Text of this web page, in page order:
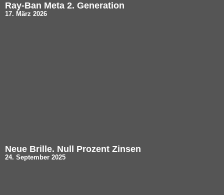
Ray-Ban Meta 2. Generation
17. März 2026
Neue Brille. Null Prozent Zinsen
24. September 2025